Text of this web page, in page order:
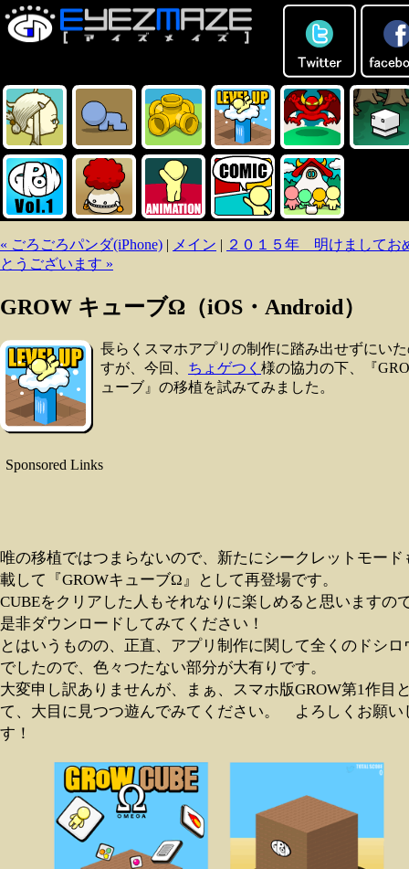
« ごろごろパンダ(iPhone) | メイン | ２０１５年 明けましてお
とうございます »
GROW キューブΩ（iOS・Android）
長らくスマホアプリの制作に踏み出せずにい
すが、今回、 ちょゲつく 様の協力の下、『
ューブ』の移植を試みてみました。
Sponsored Links
唯の移植ではつまらないので、新たにシークレットモード
載して『GROWキューブΩ』として再登場です。
CUBEをクリアした人もそれなりに楽しめると思いますの
是非ダウンロードしてみてください！
とはいうものの、正直、アプリ制作に関して全くのドシロ
でしたので、色々つたない部分が大有りです。
大変申し訳ありませんが、まぁ、スマホ版GROW第1作目
て、大目に見つつ遊んでみてください。 よろしくお願い
す！